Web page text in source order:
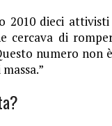
2010 dieci
cercava di
numero